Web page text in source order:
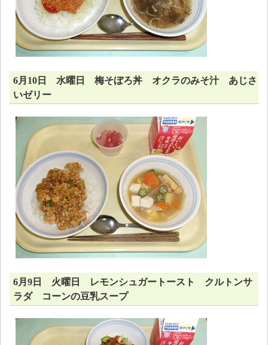
6月10日 水曜日 梅そぼろ丼 オクラのみそ汁 あじさ
いゼリー
6月9日 火曜日 レモンシュガートースト クルトンサ
ラダ コーンの豆乳スープ